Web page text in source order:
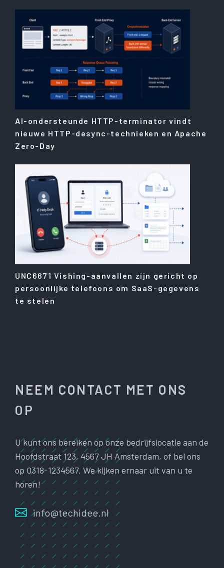
AI-ondersteunde HTTP-terminator vindt
nieuwe HTTP-desync-technieken en Apache
Zero-Day
UNC6671 Vishing-aanvallen zijn gericht op
persoonlijke telefoons om SaaS-gegevens
te stelen
NEEM CONTACT MET ONS
OP
U kunt ons bereiken op onze bedrijfslocatie aan de
Hoofdstraat 123, 4567 JH Amsterdam, of bel ons
op 0318-1234567. We kijken ernaar uit van u te
horen!
info@techidee.nl